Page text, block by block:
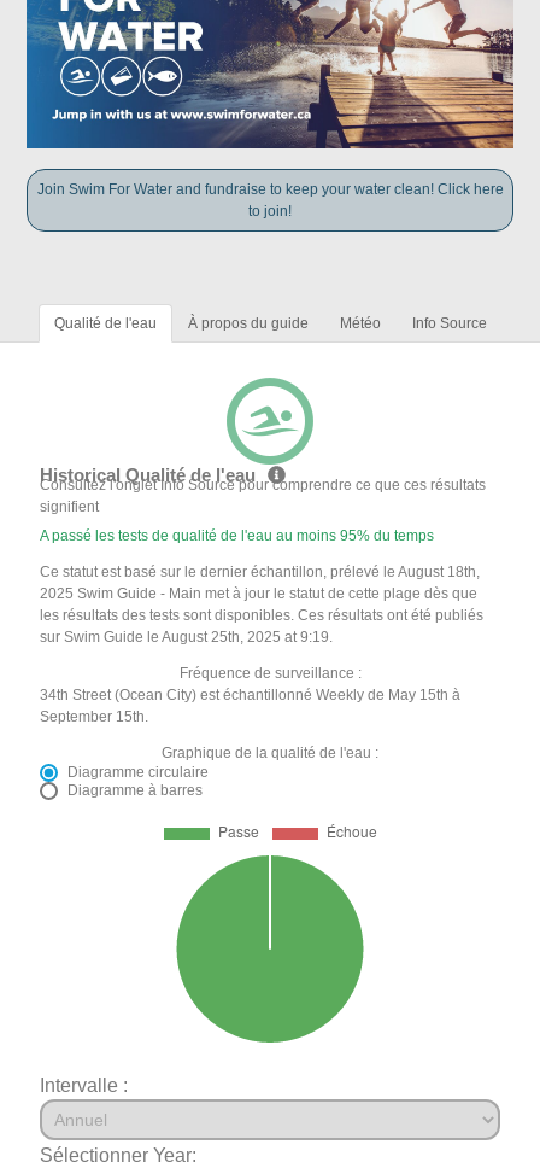
Join Swim For Water and fundraise to keep your water clean! Click here
to join!
Qualité de l'eau À propos du guide Météo Info Source
Historical Qualité de l'eau
Consultez l'onglet Info Source pour comprendre ce que ces résultats
signifient
A passé les tests de qualité de l'eau au moins 95% du temps
Ce statut est basé sur le dernier échantillon, prélevé le August 18th,
2025 Swim Guide - Main met à jour le statut de cette plage dès que
les résultats des tests sont disponibles. Ces résultats ont été publiés
sur Swim Guide le August 25th, 2025 at 9:19.
Fréquence de surveillance :
34th Street (Ocean City) est échantillonné Weekly de May 15th à
September 15th.
Graphique de la qualité de l'eau :
Diagramme circulaire
Diagramme à barres
Intervalle :
Sélectionner Year: